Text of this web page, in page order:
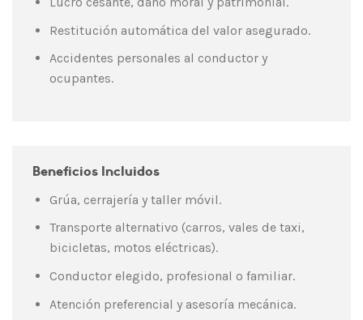
Restitución automática del valor asegurado.
Accidentes personales al conductor y
ocupantes.
Beneficios Incluidos
Grúa, cerrajería y taller móvil.
Transporte alternativo (carros, vales de taxi,
bicicletas, motos eléctricas).
Conductor elegido, profesional o familiar.
Atención preferencial y asesoría mecánica.